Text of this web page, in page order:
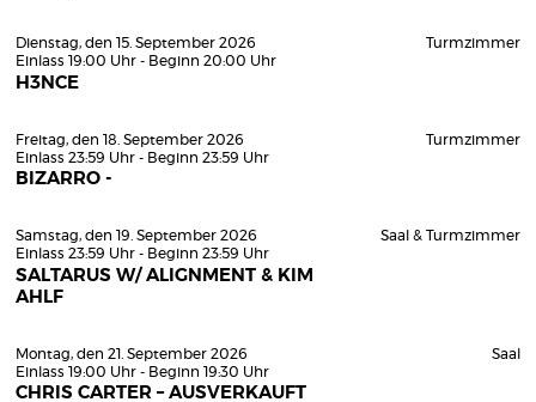
Dienstag, den 15. September 2026
Einlass 19:00 Uhr - Beginn 20:00 Uhr
H3NCE
Turmzimmer
Freitag, den 18. September 2026
Einlass 23:59 Uhr - Beginn 23:59 Uhr
BIZARRO -
Turmzimmer
Samstag, den 19. September 2026
Einlass 23:59 Uhr - Beginn 23:59 Uhr
SALTARUS W/ ALIGNMENT & KIM
AHLF
Saal & Turmzimmer
Montag, den 21. September 2026
Einlass 19:00 Uhr - Beginn 19:30 Uhr
CHRIS CARTER – AUSVERKAUFT
Saal